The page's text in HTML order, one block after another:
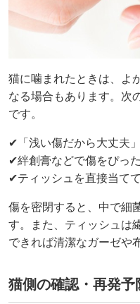
猫に噛まれたときは、よ
なる場合もあります。次
です。
✔「浅い傷だから大丈夫
✔絆創膏などで傷をぴっ
✔ティッシュを直接当て
傷を密閉すると、中で細
す。また、ティッシュは
できれば清潔なガーゼや
猫側の確認・再発予